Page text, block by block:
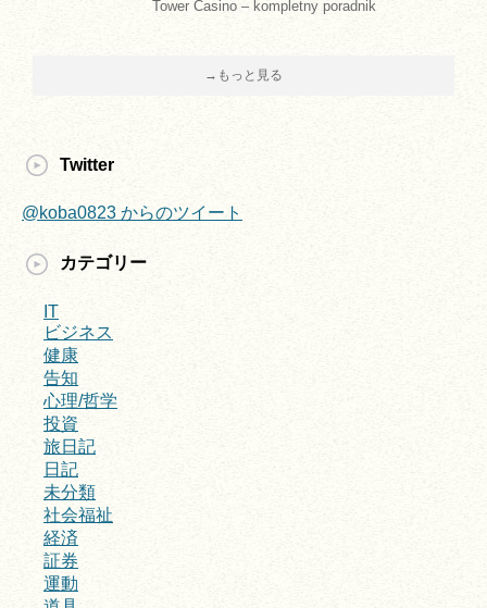
Tower Casino – kompletny poradnik
→もっと見る
Twitter
@koba0823 からのツイート
カテゴリー
IT
ビジネス
健康
告知
心理/哲学
投資
旅日記
日記
未分類
社会福祉
経済
証券
運動